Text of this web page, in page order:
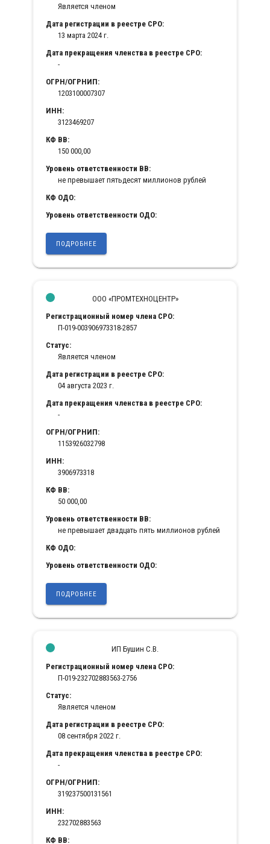
Является членом
Дата регистрации в реестре СРО:
13 марта 2024 г.
Дата прекращения членства в реестре СРО:
-
ОГРН/ОГРНИП:
1203100007307
ИНН:
3123469207
КФ ВВ:
150 000,00
Уровень ответственности ВВ:
не превышает пятьдесят миллионов рублей
КФ ОДО:
Уровень ответственности ОДО:
ПОДРОБНЕЕ
ООО «ПРОМТЕХНОЦЕНТР»
Регистрационный номер члена СРО:
П-019-003906973318-2857
Статус:
Является членом
Дата регистрации в реестре СРО:
04 августа 2023 г.
Дата прекращения членства в реестре СРО:
-
ОГРН/ОГРНИП:
1153926032798
ИНН:
3906973318
КФ ВВ:
50 000,00
Уровень ответственности ВВ:
не превышает двадцать пять миллионов рублей
КФ ОДО:
Уровень ответственности ОДО:
ПОДРОБНЕЕ
ИП Бушин С.В.
Регистрационный номер члена СРО:
П-019-232702883563-2756
Статус:
Является членом
Дата регистрации в реестре СРО:
08 сентября 2022 г.
Дата прекращения членства в реестре СРО:
-
ОГРН/ОГРНИП:
319237500131561
ИНН:
232702883563
КФ ВВ: